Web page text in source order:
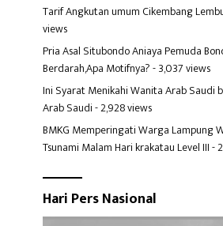
Tarif Angkutan umum Cikembang
views
Pria Asal Situbondo Aniaya Pemuda
Berdarah,Apa Motifnya?- 3,037 views
Ini Syarat Menikahi Wanita Arab Saudi
Arab Saudi- 2,928 views
BMKG Memperingati Warga Lampung
Tsunami Malam Hari krakatau Level III-
Hari Pers Nasional